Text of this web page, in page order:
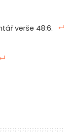
verše 48:6.